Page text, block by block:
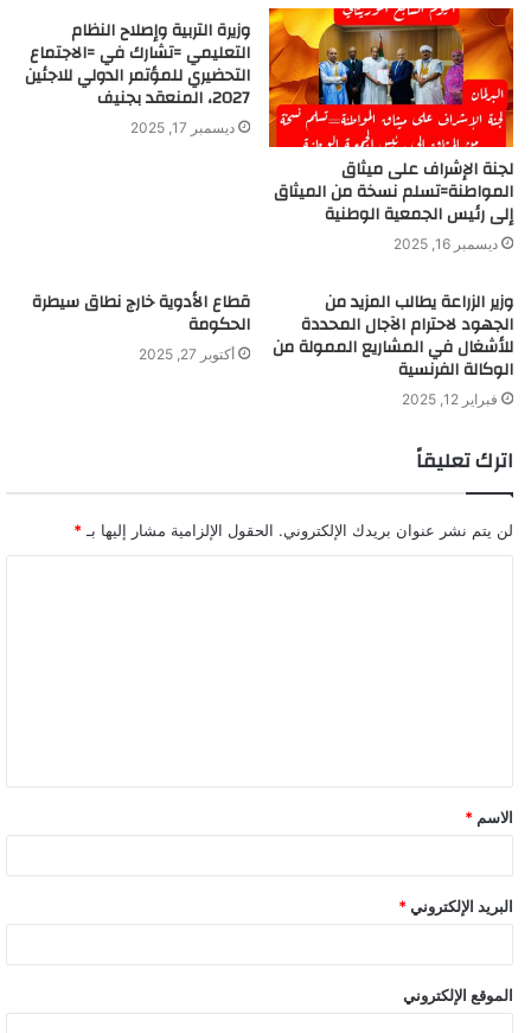
لجنة الإشراف على ميثاق
المواطنة=تسلم نسخة من الميثاق
إلى رئيس الجمعية الوطنية
ديسمبر 16, 2025
وزيرة التربية وإصلاح النظام
التعليمي =تشارك في =الاجتماع
التحضيري للمؤتمر الدولي للاجئين
2027، المنعقد بجنيف
ديسمبر 17, 2025
وزير الزراعة يطالب المزيد من
الجهود لاحترام الآجال المحددة
للأشغال في المشاريع الممولة من
الوكالة الفرنسية
فبراير 12, 2025
قطاع الأدوية خارج نطاق سيطرة
الحكومة
أكتوبر 27, 2025
اترك تعليقاً
لن يتم نشر عنوان بريدك الإلكتروني. الحقول الإلزامية مشار إليها بـ *
ق
*
الاسم *
البريد الإلكتروني *
الموقع الإلكتروني